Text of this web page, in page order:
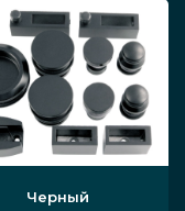
Черный